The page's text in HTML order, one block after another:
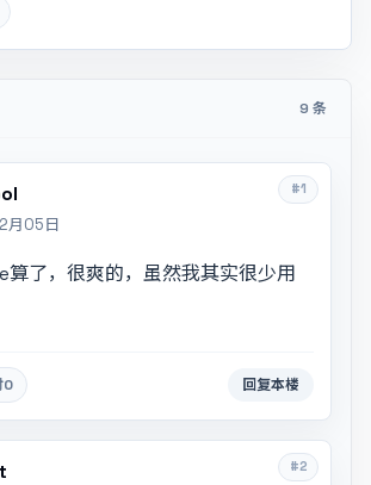
9 条
#1
月05日
了，很爽的，虽然我其实很少用
0 回复本楼
#2